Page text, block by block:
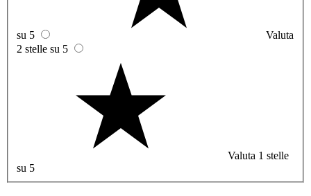
su 5
Valuta
2 stelle su 5
Valuta 1 stelle
su 5